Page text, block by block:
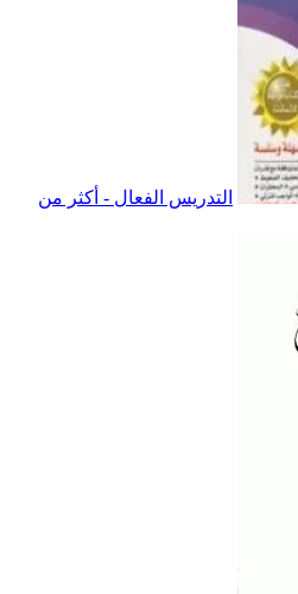
التدريس الفعال - أكثر من